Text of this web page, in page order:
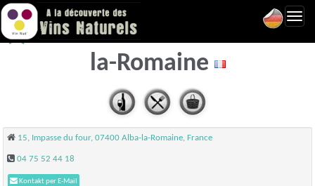
Pizzeria la Romaine - Alba-
la-Romaine
15, Impasse du four, 07400 Alba-la-Romaine, France
04 75 52 44 18
Kontakt per E-Mail